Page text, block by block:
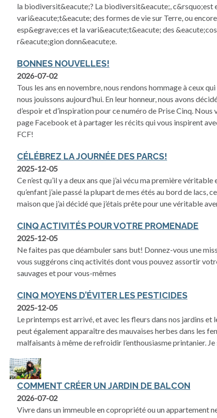
la biodiversit&eacute;? La biodiversit&eacute;, c&rsquo;est
vari&eacute;t&eacute; des formes de vie sur Terre, ou
esp&egrave;ces et la vari&eacute;t&eacute; des
r&eacute;gion donn&eacute;e.
BONNES NOUVELLES!
2026-07-02
Tous les ans en novembre, nous rendons hommage à ceux
nous jouissons aujourd’hui. En leur honneur, nous avons
d’espoir et d’inspiration pour ce numéro de Prise Cinq.
page Facebook et à partager les récits qui vous inspirent
FCF!
CÉLÉBREZ LA JOURNÉE DES PARCS!
2025-12-05
Ce n’est qu’il y a deux ans que j’ai vécu ma première
qu’enfant j’aie passé la plupart de mes étés au bord de lacs,
maison que j’ai décidé que j’étais prête pour une véritable
CINQ ACTIVITÉS POUR VOTRE PROMENADE
2025-12-05
Ne faites pas que déambuler sans but! Donnez-vous une
vous suggérons cinq activités dont vous pouvez assortir
sauvages et pour vous-mêmes
CINQ MOYENS D’ÉVITER LES PESTICIDES
2025-12-05
Le printemps est arrivé, et avec les fleurs dans nos jardins et
peut également apparaître des mauvaises herbes dans les
malfaisants à même de refroidir l’enthousiasme printanier. Je
COMMENT CRÉER UN JARDIN DE BALCON
2026-07-02
Vivre dans un immeuble en copropriété ou un appartement